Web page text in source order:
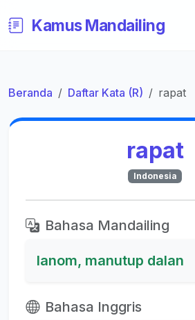
Kamus Mandailing
Beranda Daftar Kata (R) rapat
rapat
Indonesia
Bahasa Mandailing
lanom, manutup dalan
Bahasa Inggris